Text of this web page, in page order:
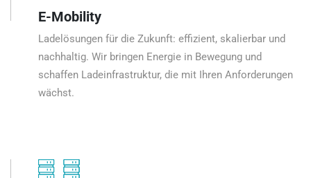
E-Mobility
Ladelösungen für die Zukunft: effizient, skalierbar und
nachhaltig. Wir bringen Energie in Bewegung und
schaffen Ladeinfrastruktur, die mit Ihren Anforderungen
wächst.